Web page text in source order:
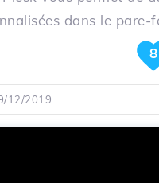
dans le
8
12/2019